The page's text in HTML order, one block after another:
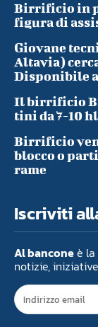
Birrificio in
figura di
Giovane
Altavia)
Disponibile
Il birrificio
tini da 7-10 hl
Birrificio
blocco o
rame
Iscriviti
Al banconeè
notizie,